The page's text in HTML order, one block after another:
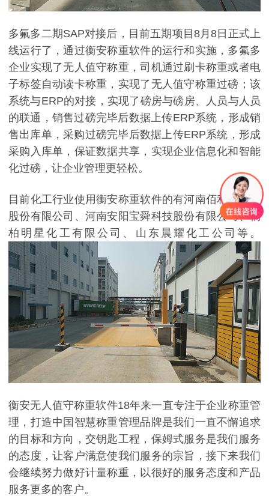
多氟多二期SAP对接后，目前五期项目8月8日正式上
线运行了，通过衡安称重软件的运行和实施，多氟多
企业实现了无人值守称重，司机通过刷卡称重或者电
子标签自动读卡称重，实现了无人值守称重过磅；该
系统与ERP的对接，实现了磅房与磅房、人员与人员
的联通，销售过磅完毕后数据上传ERP系统，形成销
售出库单，采购过磅完毕后数据上传ERP系统，形成
采购入库单，保证数据共享，实现企业信息化和智能
化过磅，让企业管理更轻松。
目前化工行业使用衡安称重软件的有河南佰利联化学
股份有限公司、河南安阳宝舜科技股份有限公司、桐
柏明星化工有限公司、山东晨耀化工公司等。
衡安无人值守称重软件18年来一直专注于企业称重管
理，打造中国智慧称重管理品牌是我们一直不懈追求
的目标和方向，交钥匙工程，保姆式服务是我们服务
的态度，让客户满意使我们服务的宗旨，接下来我们
会继续努力做好计量称重，以很好的服务态度和产品
服务更多的客户。